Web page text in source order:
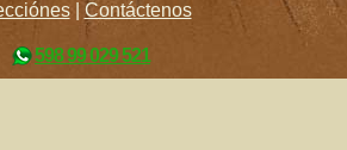
| Contáctenos
598 99 029 521